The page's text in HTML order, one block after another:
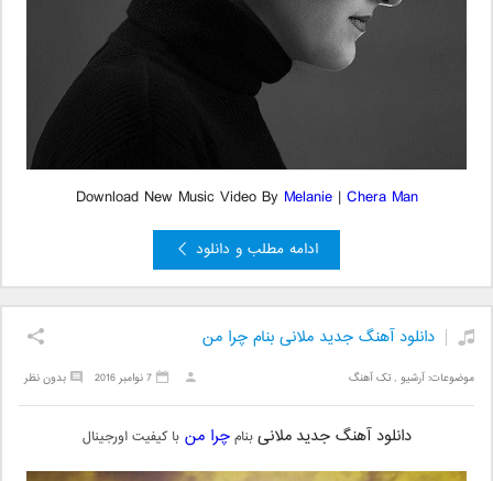
Download New Music Video By Melanie| Chera Man
ادامه مطلب و دانلود
دانلود آهنگ جدید ملانی بنام چرا من
موضوعات:آرشیو ,تک آهنگ بدون نظر 7 نوامبر 2016
دانلود آهنگ جدید ملانیبنامچرا من با کیفیت اورجینال